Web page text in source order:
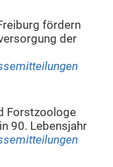
fördern
der
Forstzoologe
90. Lebensjahr